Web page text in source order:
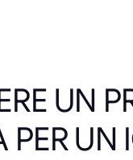
UN
PER UN